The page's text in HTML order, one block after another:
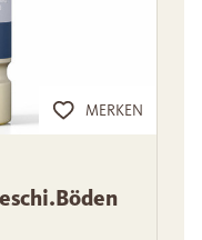
MERKEN